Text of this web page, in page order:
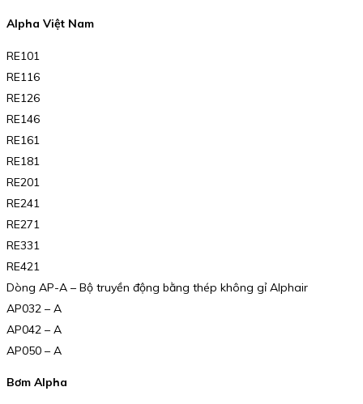
Alpha Việt Nam
RE101
RE116
RE126
RE146
RE161
RE181
RE201
RE241
RE271
RE331
RE421
Dòng AP-A – Bộ truyền động bằng thép không gỉ Alphair
AP032 – A
AP042 – A
AP050 – A
Bơm Alpha